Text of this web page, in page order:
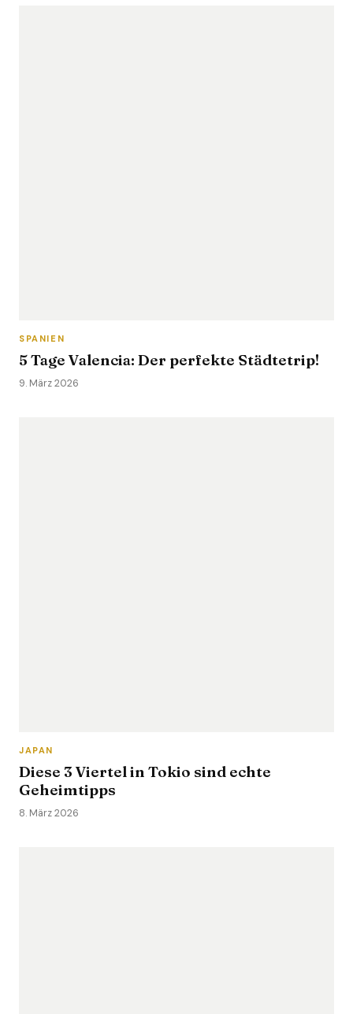
SPANIEN
5 Tage Valencia: Der perfekte Städtetrip!
9. März 2026
JAPAN
Diese 3 Viertel in Tokio sind echte
Geheimtipps
8. März 2026